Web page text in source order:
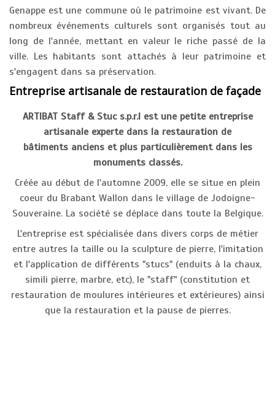
Genappe est une commune où le patrimoine est vivant. De
nombreux événements culturels sont organisés tout au
long de l'année, mettant en valeur le riche passé de la
ville. Les habitants sont attachés à leur patrimoine et
s'engagent dans sa préservation.
Entreprise artisanale de restauration de façade
ARTIBAT Staff & Stuc s.p.r.l est une petite entreprise
artisanale experte dans la restauration de
bâtiments anciens et plus particulièrement dans les
monuments classés.
Créée au début de l'automne 2009, elle se situe en plein
coeur du Brabant Wallon dans le village de Jodoigne-
Souveraine. La société se déplace dans toute la Belgique.
L'entreprise est spécialisée dans divers corps de métier
entre autres la taille ou la sculpture de pierre, l'imitation
et l'application de différents "stucs" (enduits à la chaux,
simili pierre, marbre, etc), le "staff" (constitution et
restauration de moulures intérieures et extérieures) ainsi
que la restauration et la pause de pierres.